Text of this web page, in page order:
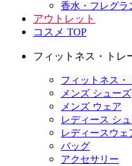
香水・フレグラ
アウトレット
コスメ TOP
フィットネス・トレ
フィットネス・
メンズ シューズ
メンズ ウェア
レディース シ
レディースウェ
バッグ
アクセサリー